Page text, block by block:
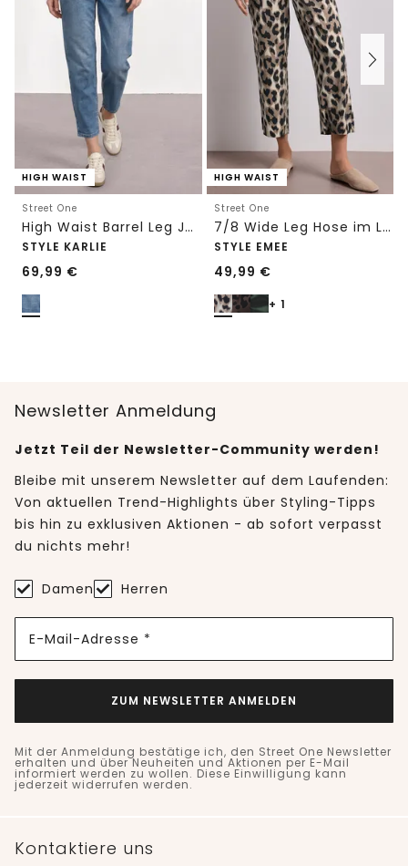
HIGH WAIST
Street One
High Waist Barrel Leg Jeans im Loose Fit
STYLE KARLIE
69,99 €
HIGH WAIST
Street One
7/8 Wide Leg Hose im Loose Fit mit Print
STYLE EMEE
49,99 €
+ 1
Newsletter Anmeldung
Jetzt Teil der Newsletter-Community werden!
Bleibe mit unserem Newsletter auf dem Laufenden:
Von aktuellen Trend-Highlights über Styling-Tipps
bis hin zu exklusiven Aktionen - ab sofort verpasst
du nichts mehr!
Damen Herren
E-Mail-Adresse *
ZUM NEWSLETTER ANMELDEN
Mit der Anmeldung bestätige ich, den Street One Newsletter
erhalten und über Neuheiten und Aktionen per E-Mail
informiert werden zu wollen. Diese Einwilligung kann
jederzeit widerrufen werden.
Kontaktiere uns